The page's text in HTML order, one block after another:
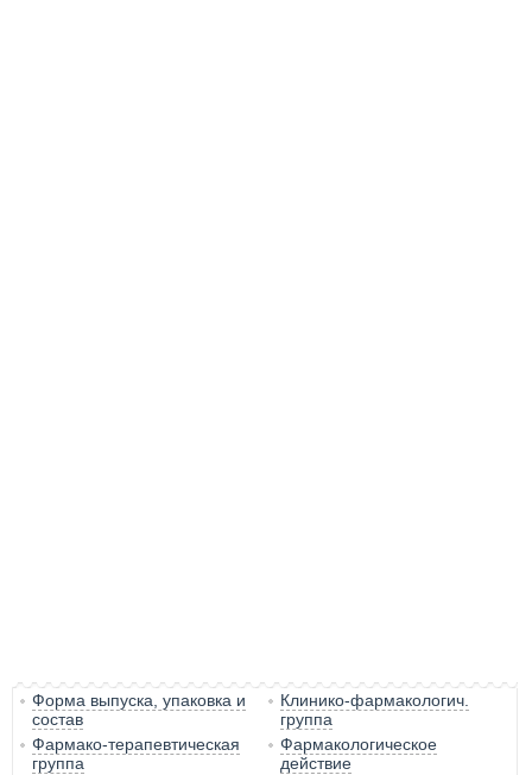
Форма выпуска, упаковка и
состав
Клинико-фармакологич.
группа
Фармако-терапевтическая
группа
Фармакологическое
действие